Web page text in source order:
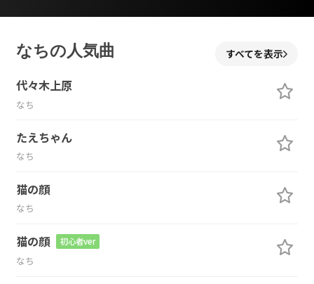
なちの人気曲 すべてを表示
代々木上原
なち
たえちゃん
なち
猫の顔
なち
猫の顔 初心者ver
なち